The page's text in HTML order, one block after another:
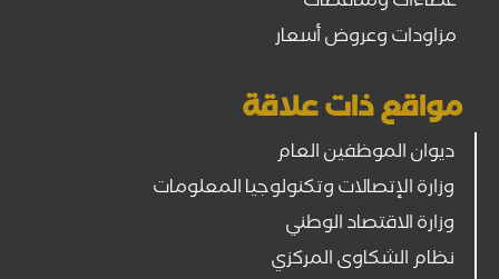
مزاودات وعروض أسعار
مواقع ذات علاقة
ديوان الموظفين العام
وزارة الإتصالات وتكنولوجيا المعلومات
وزارة الاقتصاد الوطني
نظام الشكاوى المركزي